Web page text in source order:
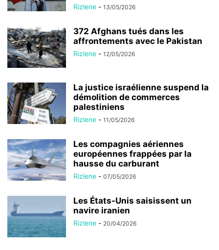
Rizlene - 13/05/2026
372 Afghans tués dans les
affrontements avec le Pakistan
Rizlene - 12/05/2026
La justice israélienne suspend la
démolition de commerces
palestiniens
Rizlene - 11/05/2026
Les compagnies aériennes
européennes frappées par la
hausse du carburant
Rizlene - 07/05/2026
Les États-Unis saisissent un
navire iranien
Rizlene - 20/04/2026